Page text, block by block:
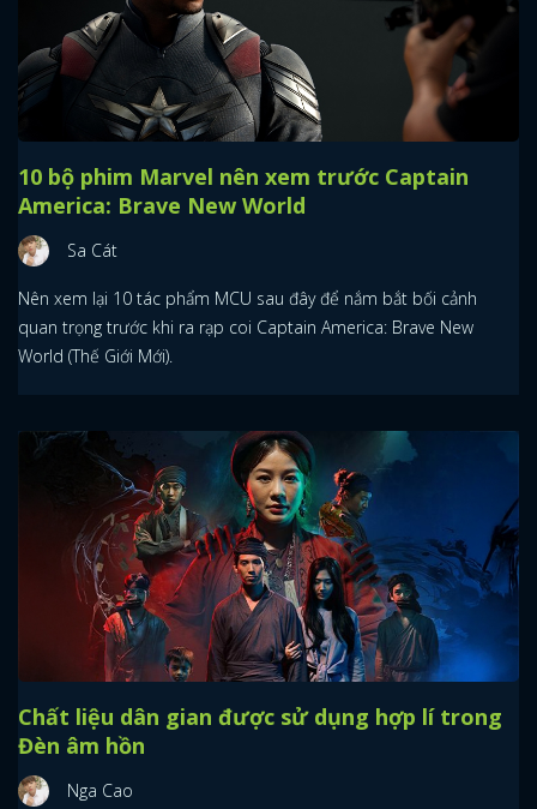
10 bộ phim Marvel nên xem trước Captain
America: Brave New World
Sa Cát
Nên xem lại 10 tác phẩm MCU sau đây để nắm bắt bối cảnh
quan trọng trước khi ra rạp coi Captain America: Brave New
World (Thế Giới Mới).
Chất liệu dân gian được sử dụng hợp lí trong
Đèn âm hồn
Nga Cao